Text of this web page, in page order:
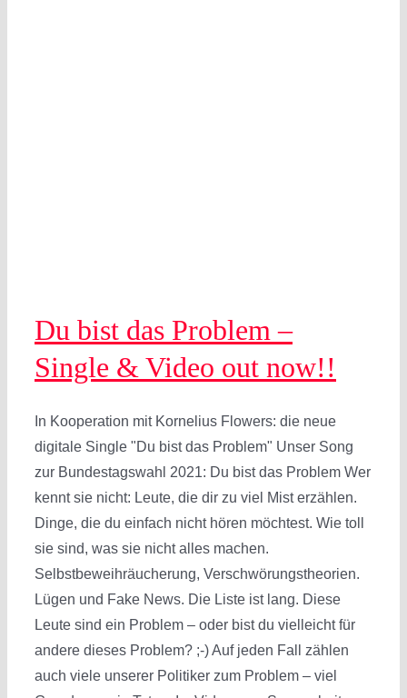
Du bist das Problem –
Single & Video out now!!
In Kooperation mit Kornelius Flowers: die neue
digitale Single "Du bist das Problem" Unser Song
zur Bundestagswahl 2021: Du bist das Problem Wer
kennt sie nicht: Leute, die dir zu viel Mist erzählen.
Dinge, die du einfach nicht hören möchtest. Wie toll
sie sind, was sie nicht alles machen.
Selbstbeweihräucherung, Verschwörungstheorien.
Lügen und Fake News. Die Liste ist lang. Diese
Leute sind ein Problem – oder bist du vielleicht für
andere dieses Problem? ;-) Auf jeden Fall zählen
auch viele unserer Politiker zum Problem – viel